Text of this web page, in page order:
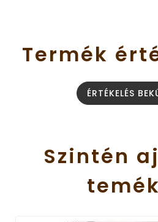
Termék
ÉRTÉKELÉS
Szintén